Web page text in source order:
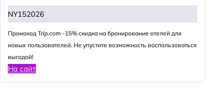
NY152026
Промокод Trip.com -15% скидка на бронирование отелей для
новых пользователей. Не упустите возможность воспользоваться
выгодой!
На сайт